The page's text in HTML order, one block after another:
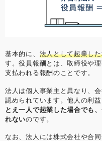
基本的に、 法人として起業し
す。役員報酬とは、取締役や
支払われる報酬のことです。
法人は個人事業主と異なり、
認められています。他人の利
とえ一人で起業した場合でも
れないのです。
なお、法人には株式会社や合